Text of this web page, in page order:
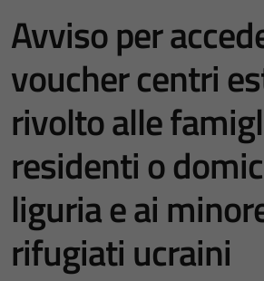
Avviso per
voucher centri
rivolto alle
residenti o
liguria e ai
rifugiati ucraini